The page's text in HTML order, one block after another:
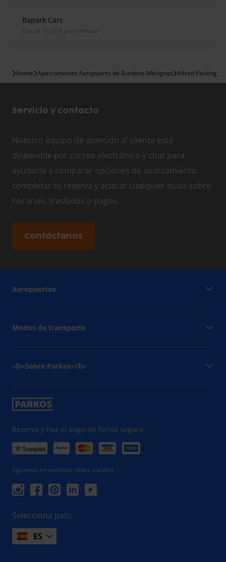
Bapark Cars
desde 70,00 € por semana
Home Aparcamiento Aeropuerto de Burdeos Mérignac Alfred Parking
Servicio y contacto
Nuestro equipo de atención al cliente está
disponible por correo electrónico y chat para
ayudarte a comparar opciones de aparcamiento,
completar tu reserva y aclarar cualquier duda sobre
horarios, traslados o pagos.
Contáctanos
Reserva y haz el pago de forma segura
Síguenos en nuestras redes sociales
Selecciona país:
ES
Aeropuertos
Modos de transporte
<b>Sobre Parkos</b>